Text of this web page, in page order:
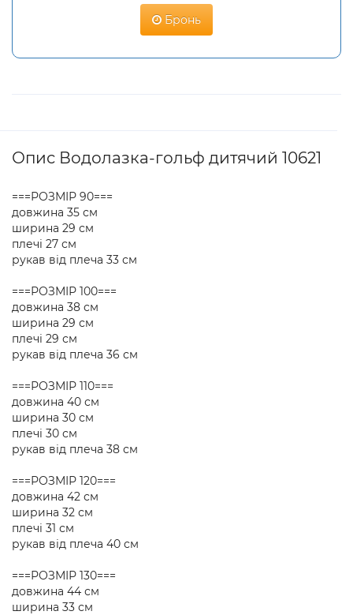
Бронь
Опис Водолазка-гольф дитячий 10621
===РОЗМІР 90===
довжина 35 см
ширина 29 см
плечі 27 см
рукав від плеча 33 см
===РОЗМІР 100===
довжина 38 см
ширина 29 см
плечі 29 см
рукав від плеча 36 см
===РОЗМІР 110===
довжина 40 см
ширина 30 см
плечі 30 см
рукав від плеча 38 см
===РОЗМІР 120===
довжина 42 см
ширина 32 см
плечі 31 см
рукав від плеча 40 см
===РОЗМІР 130===
довжина 44 см
ширина 33 см